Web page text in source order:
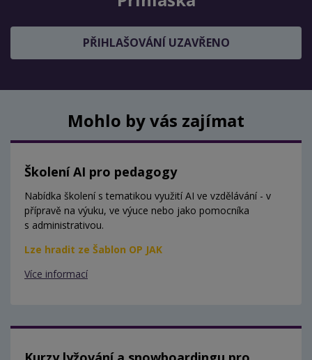
PŘIHLAŠOVÁNÍ UZAVŘENO
Mohlo by vás zajímat
Školení AI pro pedagogy
Nabídka školení s tematikou využití AI ve vzdělávání - v
přípravě na výuku, ve výuce nebo jako pomocníka
s administrativou.
Lze hradit ze Šablon OP JAK
Více informací